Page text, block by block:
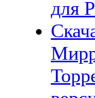
для